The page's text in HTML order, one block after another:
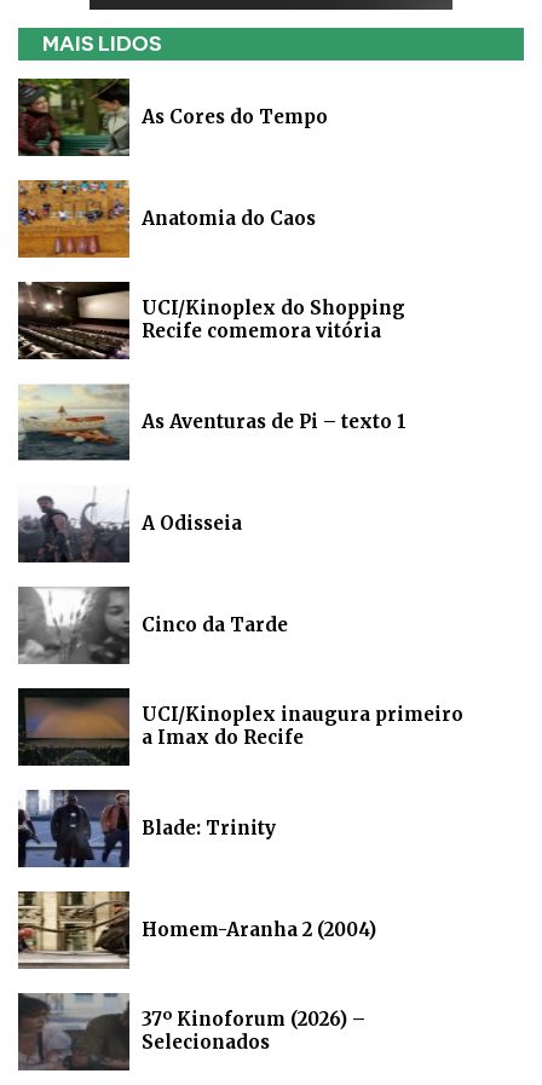
MAIS LIDOS
As Cores do Tempo
Anatomia do Caos
UCI/Kinoplex do Shopping
Recife comemora vitória
As Aventuras de Pi – texto 1
A Odisseia
Cinco da Tarde
UCI/Kinoplex inaugura primeiro
a Imax do Recife
Blade: Trinity
Homem-Aranha 2 (2004)
37º Kinoforum (2026) –
Selecionados